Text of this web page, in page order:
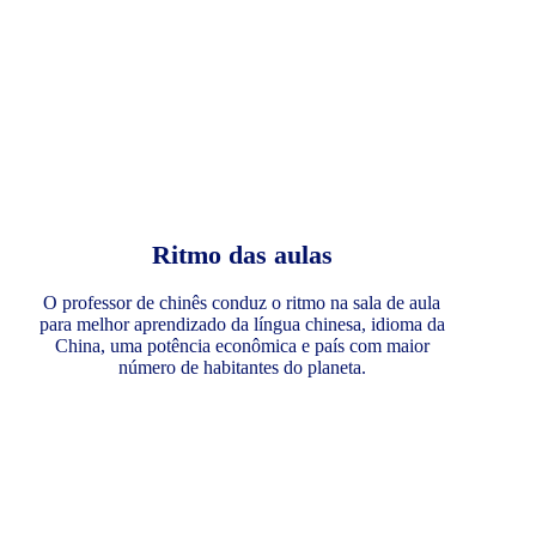
Ritmo das aulas
O professor de chinês conduz o ritmo na sala de aula
para melhor aprendizado da língua chinesa, idioma da
China, uma potência econômica e país com maior
número de habitantes do planeta.